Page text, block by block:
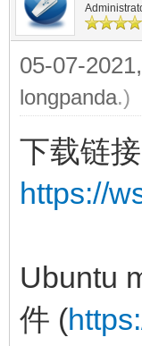
05-07-
longpanda.)
下载链
https://
Ubuntu
件 (